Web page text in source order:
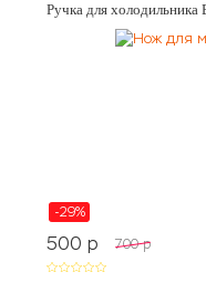
Ручка для
-29%
500 p 700 p